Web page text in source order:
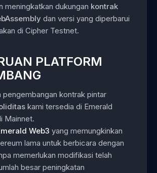
meningkatkan dukungan kontrak
dan versi yang diperbarui
di Cipher Testnet.
PLATFORM
pengembangan kontrak pintar
kami tersedia di Emerald
Mainnet.
Web3 yang memungkinkan
lama untuk berbicara dengan
memerlukan modifikasi telah
besar peningkatan